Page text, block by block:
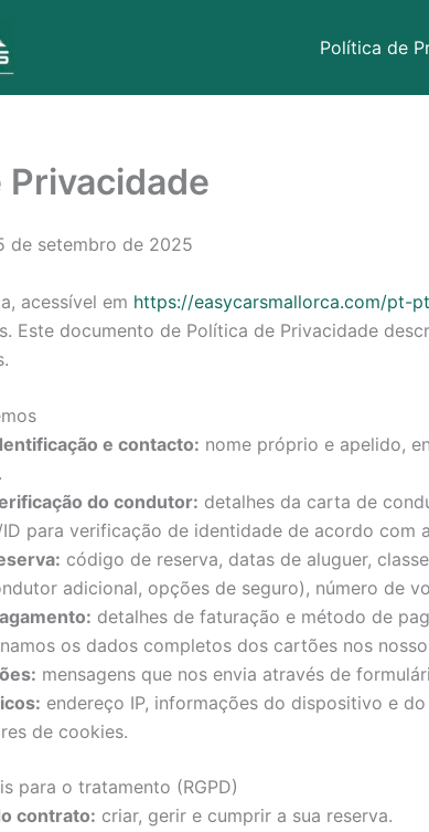
Política de
Privacidade
de setembro de 2025
acessível em https://easycarsmallorca.com/pt-
Este documento de Política de Privacidade
e contacto: nome próprio e apelido,
do condutor: detalhes da carta de
para verificação de identidade de acordo com
código de reserva, datas de aluguer,
adicional, opções de seguro), número de
detalhes de faturação e método de
os dados completos dos cartões nos
mensagens que nos envia através de
endereço IP, informações do dispositivo e
de cookies.
para o tratamento (RGPD)
contrato: criar, gerir e cumprir a sua reserva.